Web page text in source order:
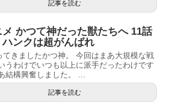
記事を読む
メ かつて神だった獣たちへ 11話
ンクは超がんばれ
てきましたかつ神。 今回はまあ大規模な戦
うわけでいつも以上に派手だったわけです
結構興奮しました。 ...
記事を読む